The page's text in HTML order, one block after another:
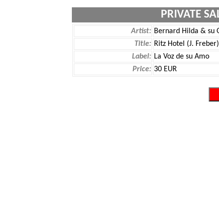
PRIVATE
Artist: Bernard Hilda & su
Title: Ritz Hotel (J.
Label: La Voz de su Amo
Price: 30 EUR